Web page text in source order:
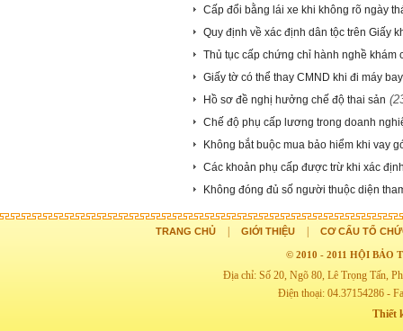
Cấp đổi bằng lái xe khi không rõ ngày
Quy định về xác định dân tộc trên Giấy
Thủ tục cấp chứng chỉ hành nghề khám
Giấy tờ có thể thay CMND khi đi máy bay
Hồ sơ đề nghị hưởng chế độ thai sản
Chế độ phụ cấp lương trong doanh
Không bắt buộc mua bảo hiểm khi vay
Các khoản phụ cấp được trừ khi xác
Không đóng đủ số người thuộc diện
TRANG CHỦ GIỚI THIỆU CƠ CẤU TỔ
© 2010 - 2011 HỘI BẢO
Địa chỉ: Số 20, Ngõ 80, Lê Trọng Tấn,
Điện thoại: 04.37154286 -
Thiết